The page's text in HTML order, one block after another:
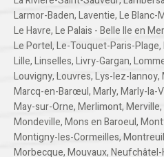
Larmor-Baden,Laventie,Le Blanc-
Le Havre,Le Palais - Belle Ile en Mer
Le Portel,Le-Touquet-Paris-Plage,
Lille,Linselles,Livry-Gargan,
Louvigny,Louvres,Lys-lez-lannoy,
Marcq-en-Barœul,Marly,Marly-la-
May-sur-Orne,Merlimont,Merville,
Mondeville,Mons en Baroeul,
Montigny-les-Cormeilles,Montreuil
Morbecque,Mouvaux,